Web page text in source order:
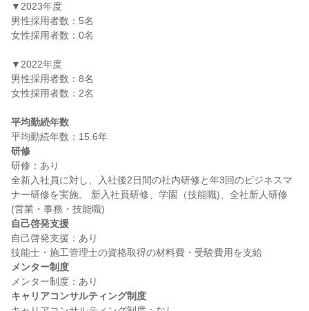
▼2023年度
男性採用者数：5名
女性採用者数：0名
▼2022年度
男性採用者数：8名
女性採用者数：2名
平均勤続年数
研修
研修：あり
全新入社員に対し、入社後2日間の社内研修と年3回のビジネスマ
ナー研修を実施。 新入社員研修、学園（技能職)、全社新人研修
自己啓発支援
自己啓発支援：あり
メンター制度
キャリアコンサルティング制度